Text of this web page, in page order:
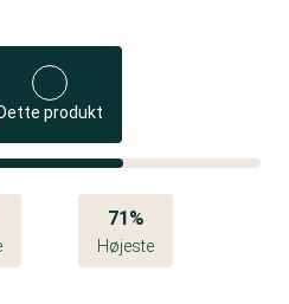
produkt
71%
Højeste